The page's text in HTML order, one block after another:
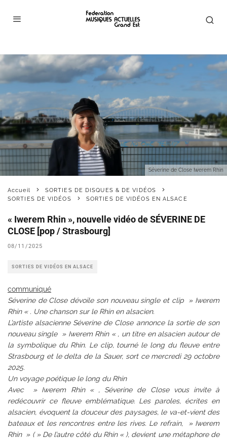
Séverine de Close Iwerem Rhin
Accueil
SORTIES DE DISQUES & DE VIDÉOS
SORTIES DE VIDÉOS
SORTIES DE VIDÉOS EN ALSACE
« Iwerem Rhin », nouvelle vidéo de SÉVERINE DE
CLOSE [pop / Strasbourg]
08/11/2025
SORTIES DE VIDÉOS EN ALSACE
communiqué
Séverine de Close dévoile son nouveau single et clip » Iwerem
Rhin « . Une chanson sur le Rhin en alsacien.
L’artiste alsacienne Séverine de Close annonce la sortie de son
nouveau single » Iwerem Rhin « , un titre en alsacien autour de
la symbolique du Rhin. Le clip, tourné le long du fleuve entre
Strasbourg et le delta de la Sauer, sort ce mercredi 29 octobre
2025.
Un voyage poétique le long du Rhin
Avec » Iwerem Rhin « , Séverine de Close vous invite à
redécouvrir ce fleuve emblématique. Les paroles, écrites en
alsacien, évoquent la douceur des paysages, le va-et-vient des
bateaux et les rencontres entre les rives. Le refrain, » Iwerem
Rhin » ( » De l’autre côté du Rhin « ), devient une métaphore de